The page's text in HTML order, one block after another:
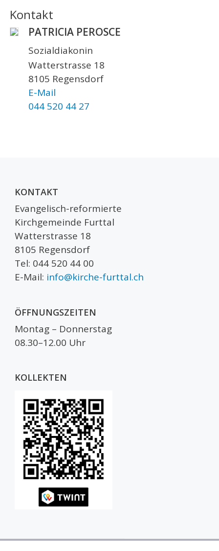
Kontakt
PATRICIA PEROSCE
Sozialdiakonin
Watterstrasse 18
8105 Regensdorf
E-Mail
044 520 44 27
KONTAKT
Evangelisch-reformierte
Kirchgemeinde Furttal
Watterstrasse 18
8105 Regensdorf
Tel: 044 520 44 00
E-Mail: info@kirche-furttal.ch
ÖFFNUNGSZEITEN
Montag – Donnerstag
08.30–12.00 Uhr
KOLLEKTEN